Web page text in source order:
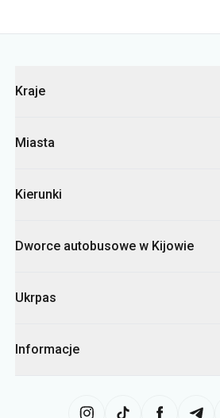
Kraje
Miasta
Kierunki
Dworce autobusowe w Kijowie
Ukrpas
Informacje